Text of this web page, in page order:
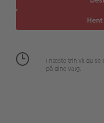
Tilbehør
I næste trin vil du se
på dine valg.